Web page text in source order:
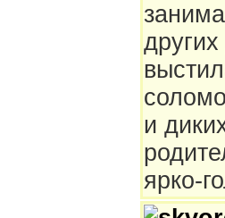
и
ярко-